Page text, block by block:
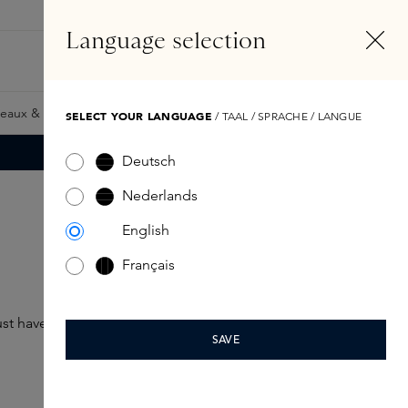
& Giftcards Samples Skins Exclusives Skins
haves nourrissants.
Language selection
SELECT YOUR LANGUAGE / TAAL / SPRACHE / LANGUE
Deutsch
Nederlands
English
Français
SAVE